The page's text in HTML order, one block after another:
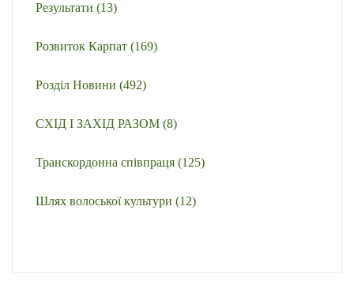
Результати (13)
Розвиток Карпат (169)
Розділ Новини (492)
СХІД І ЗАХІД РАЗОМ (8)
Транскордонна співпраця (125)
Шлях волоської культури (12)